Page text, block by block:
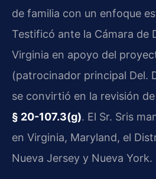
de familia con un enfoque
Testificó ante la Cámara de
Virginia en apoyo del
(patrocinador principal Del.
se convirtió en la revisión
§ 20-107.3(g). El Sr. Sris
en Virginia, Maryland, el
Nueva Jersey y Nueva York.